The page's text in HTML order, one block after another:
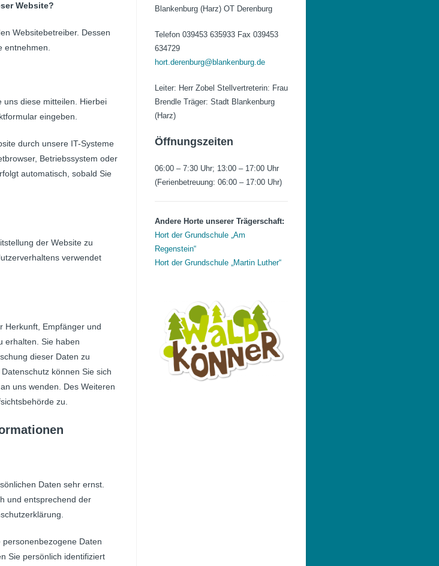
Website?
Websitebetreiber. Dessen
entnehmen.
uns diese mitteilen. Hierbei
eingeben.
durch unsere IT-Systeme
Betriebssystem oder
automatisch, sobald Sie
der Website zu
verwendet
Herkunft, Empfänger und
erhalten. Sie haben
dieser Daten zu
können Sie sich
uns wenden. Des Weiteren
zu.
Daten sehr ernst.
und entsprechend der
Daten
Sie persönlich identifiziert
Blankenburg (Harz) OT Derenburg
Telefon 039453 635933 Fax 039453
634729
hort.derenburg@blankenburg.de
Leiter: Herr Zobel Stellvertreterin: Frau
Brendle Träger: Stadt Blankenburg
(Harz)
Öffnungszeiten
06:00 – 7:30 Uhr; 13:00 – 17:00 Uhr
(Ferienbetreuung: 06:00 – 17:00 Uhr)
Andere Horte unserer Trägerschaft:
Hort der Grundschule „Am
Regenstein“
Hort der Grundschule „Martin Luther“